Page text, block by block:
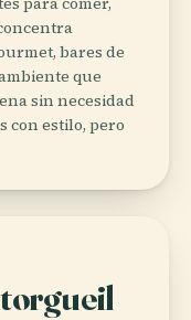
bares de
que
sin necesidad
con estilo, pero